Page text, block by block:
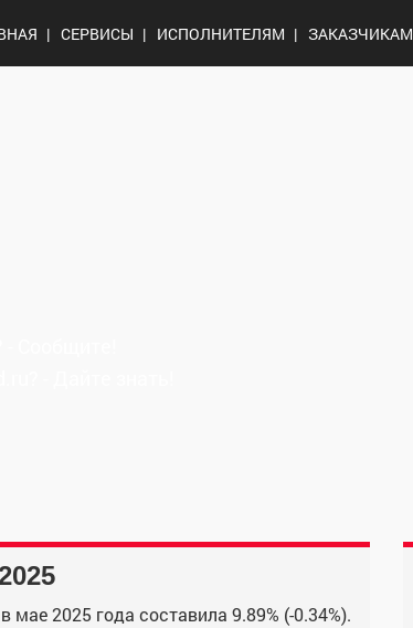
СЕРВИСЫ ИСПОЛНИТЕЛЯМ ЗАКАЗЧИКАМ
2025 года составила 9.89% (-0.34%).